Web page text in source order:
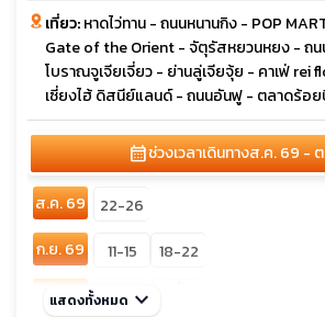
เที่ยว:หาดไว่ทาน - ถนนหนานกิง - POP
Gate of the Orient - จัตุรัสหยวนหยง - ถน
โบราณจูเจียเจี่ยว - ย่านลู่เจียจุ้ย - คาเฟ่ rei
เซี่ยงไฮ้ ดิสนีย์แลนด์ - ถนนอันฟู - ตลาดร้อย
calendar_monthช่วงเวลาเดินทางส.ค. 69 -
ส.ค. 69
22-26
ก.ย. 69
11-15
18-22
ต.ค. 69
10-14 sunny
แสดงทั้งหมด keyboard_arrow_down